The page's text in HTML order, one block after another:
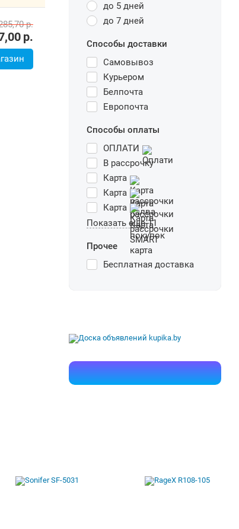
р.
р.
до 5 дней
до 7 дней
Способы доставки
Самовывоз
Курьером
Белпочта
Европочта
Способы оплаты
ОПЛАТИ
В рассрочку
Карта
Карта
Карта
Показать еще 11
Прочее
Бесплатная доставка